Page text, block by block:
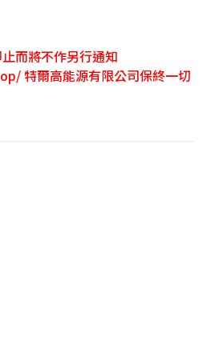
而將不作另行通知
特爾高能源有限公司保終一切